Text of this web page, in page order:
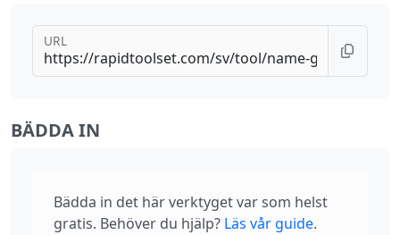
URL
BÄDDA IN
Bädda in det här verktyget var som helst
gratis. Behöver du hjälp? Läs vår guide.